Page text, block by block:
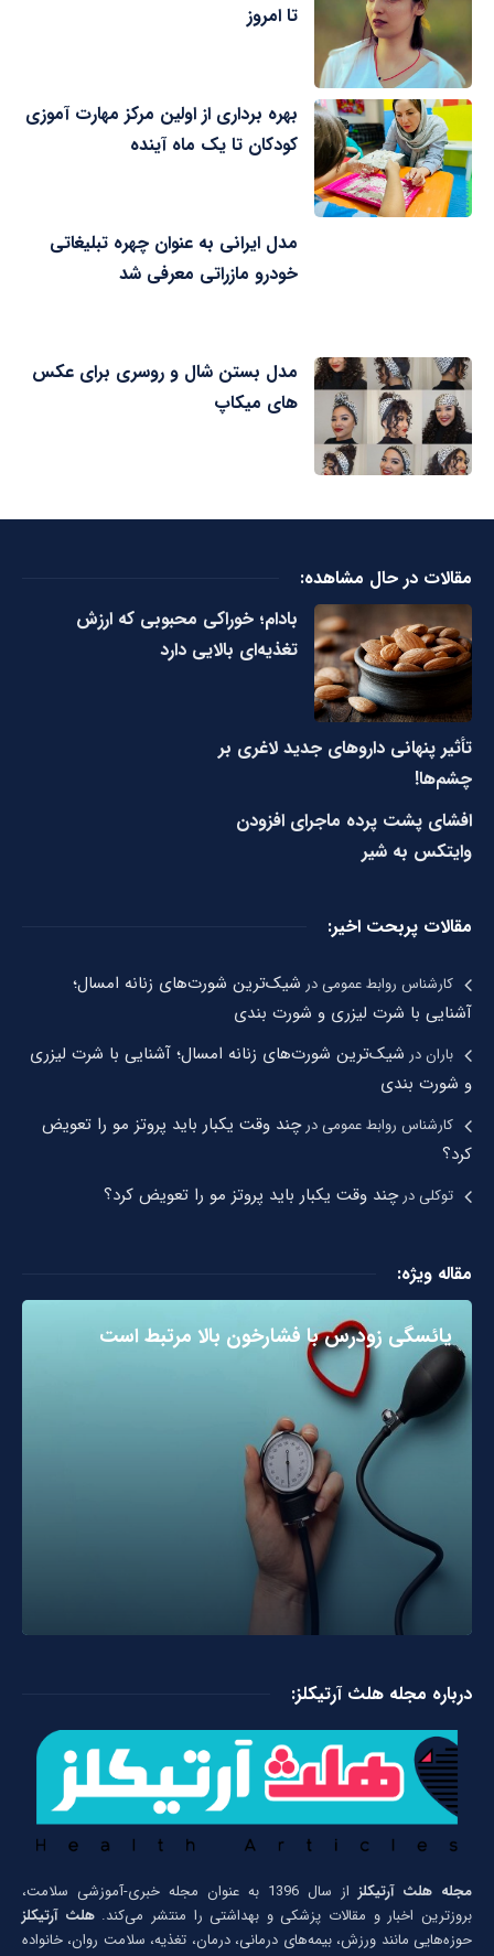
تا امروز
بهره برداری از اولین مرکز مهارت آموزی
کودکان تا یک ماه آینده
مدل ایرانی به عنوان چهره تبلیغاتی
خودرو مازراتی معرفی شد
مدل بستن شال و روسری برای عکس
های میکاپ
مقالات در حال مشاهده:
بادام؛ خوراکی محبوبی که ارزش
تغذیه‌ای بالایی دارد
تأثیر پنهانی داروهای جدید لاغری بر
چشم‌ها!
افشای پشت پرده ماجرای افزودن
وایتکس به شیر
مقالات پربحت اخیر:
کارشناس روابط عمومیدر شیک‌ترین شورت‌های زنانه امسال؛
آشنایی با شرت لیزری و شورت بندی
باراندر شیک‌ترین شورت‌های زنانه امسال؛ آشنایی با شرت لیزری
و شورت بندی
کارشناس روابط عمومیدرچند وقت یکبار باید پروتز مو را تعویض
کرد؟
توکلیدرچند وقت یکبار باید پروتز مو را تعویض کرد؟
مقاله ویژه:
یائسگی زودرس با فشارخون بالا مرتبط است
درباره مجله هلث آرتیکلز:
مجله هلث آرتیکلز
از سال 1396 به عنوان مجله خبری-آموزشی سلامت،
بروزترین اخبار و مقالات پزشکی و بهداشتی را منتشر می‌کند.هلث آرتیکلز
حوزه‌هایی مانند ورزش، بیمه‌های درمانی، درمان، تغذیه، سلامت روان، خانواده